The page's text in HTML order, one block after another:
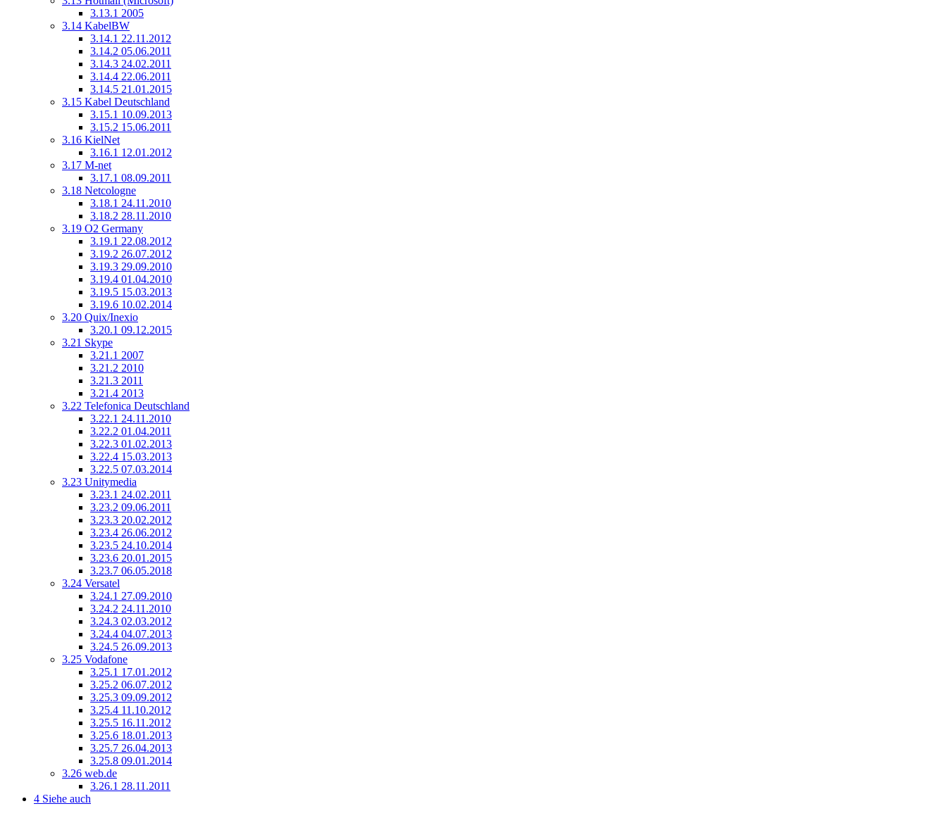
3.13.1 2005
3.14 KabelBW
3.14.1 22.11.2012
3.14.2 05.06.2011
3.14.3 24.02.2011
3.14.4 22.06.2011
3.14.5 21.01.2015
3.15 Kabel Deutschland
3.15.1 10.09.2013
3.15.2 15.06.2011
3.16 KielNet
3.16.1 12.01.2012
3.17 M-net
3.17.1 08.09.2011
3.18 Netcologne
3.18.1 24.11.2010
3.18.2 28.11.2010
3.19 O2 Germany
3.19.1 22.08.2012
3.19.2 26.07.2012
3.19.3 29.09.2010
3.19.4 01.04.2010
3.19.5 15.03.2013
3.19.6 10.02.2014
3.20 Quix/Inexio
3.20.1 09.12.2015
3.21 Skype
3.21.1 2007
3.21.2 2010
3.21.3 2011
3.21.4 2013
3.22 Telefonica Deutschland
3.22.1 24.11.2010
3.22.2 01.04.2011
3.22.3 01.02.2013
3.22.4 15.03.2013
3.22.5 07.03.2014
3.23 Unitymedia
3.23.1 24.02.2011
3.23.2 09.06.2011
3.23.3 20.02.2012
3.23.4 26.06.2012
3.23.5 24.10.2014
3.23.6 20.01.2015
3.23.7 06.05.2018
3.24 Versatel
3.24.1 27.09.2010
3.24.2 24.11.2010
3.24.3 02.03.2012
3.24.4 04.07.2013
3.24.5 26.09.2013
3.25 Vodafone
3.25.1 17.01.2012
3.25.2 06.07.2012
3.25.3 09.09.2012
3.25.4 11.10.2012
3.25.5 16.11.2012
3.25.6 18.01.2013
3.25.7 26.04.2013
3.25.8 09.01.2014
3.26 web.de
3.26.1 28.11.2011
4 Siehe auch